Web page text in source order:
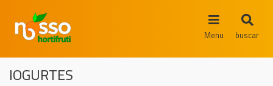
Menu buscar
IOGURTES